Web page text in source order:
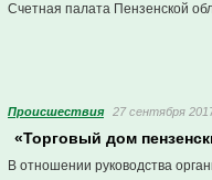
Счетная палата Пензенской
Проиcшествия 27 сентября
«Торговый дом
В отношении руководства